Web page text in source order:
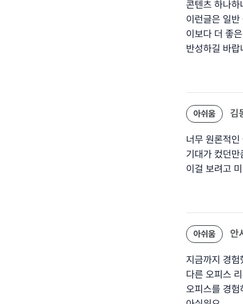
콘텐츠 하나하
이런글은 일
이보다 더 좋
반성하길 바랍
아쉬움 김
너무 원론적
기대가 컸던
이걸 보려고
아쉬움 안
지금까지 경험
다른 오피스
오피스를 경